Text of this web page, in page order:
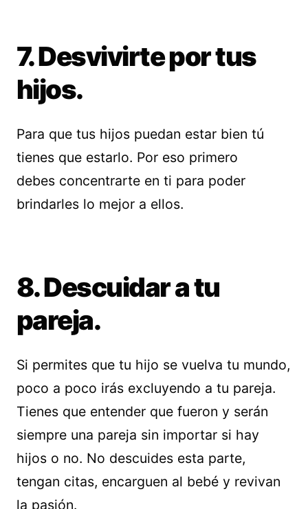
7. Desvivirte por tus
hijos.
Para que tus hijos puedan estar bien tú
tienes que estarlo. Por eso primero
debes concentrarte en ti para poder
brindarles lo mejor a ellos.
8. Descuidar a tu
pareja.
Si permites que tu hijo se vuelva tu mundo,
poco a poco irás excluyendo a tu pareja.
Tienes que entender que fueron y serán
siempre una pareja sin importar si hay
hijos o no. No descuides esta parte,
tengan citas, encarguen al bebé y revivan
la pasión.